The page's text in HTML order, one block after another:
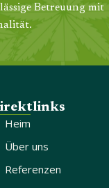
Betreuung mit
Heim
Über uns
Referenzen